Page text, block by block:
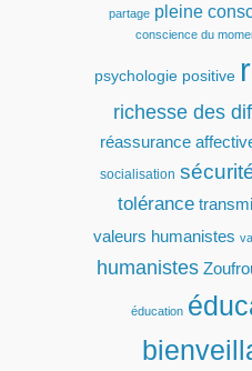
partage pleine
conscience du
psychologie positive
richesse des
réassurance
socialisation
tolérance
valeurs humanistes
humanistes
éducation